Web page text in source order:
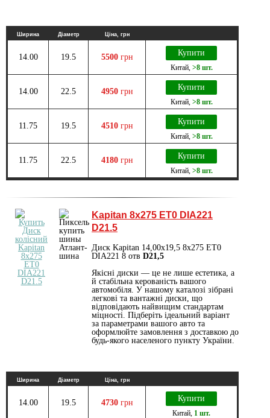
Ширина Діаметр Ціна, грн
14.00 19.5 5500 грн Купити
Китай, >8 шт.
14.00 22.5 4950 грн Купити
Китай, >8 шт.
11.75 19.5 4510 грн Купити
Китай, >8 шт.
11.75 22.5 4180 грн Купити
Китай, >8 шт.
Kapitan 8x275 ET0 DIA221
D21.5
Диск Kapitan 14,00x19,5 8x275 ET0
DIA221 8 отв D21,5
Якісні диски — це не лише естетика, а
й стабільна керованість вашого
автомобіля. У нашому каталозі зібрані
легкові та вантажні диски, що
відповідають найвищим стандартам
міцності. Підберіть ідеальний варіант
за параметрами вашого авто та
оформлюйте замовлення з доставкою до
будь-якого населеного пункту України.
Ширина Діаметр Ціна, грн
14.00 19.5 4730 грн Купити
Китай 1 шт.